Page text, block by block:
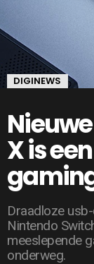
DIGINEWS
X is
Draadloze
Nintendo
meeslepende
onderweg.